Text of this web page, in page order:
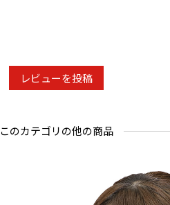
レビューを投稿
このカテゴリの他の商品